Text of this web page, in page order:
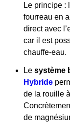
Le principe :
fourreau en
direct avec
car il est
chauffe-eau.
Le système
Hybride
de la rouille
de